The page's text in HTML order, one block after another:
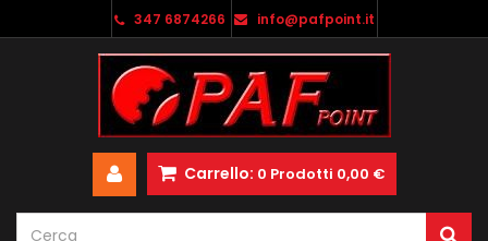
347 6874266 info@pafpoint.it
Carrello: 0 Prodotti 0,00 €